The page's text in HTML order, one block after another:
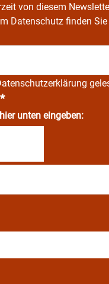
von diesem
Datenschutz finden Sie
*
unten eingeben: